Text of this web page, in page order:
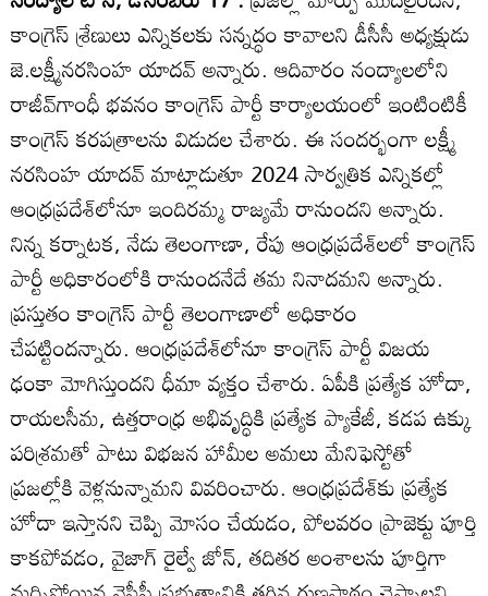
కాంగ్రెస్‌ శ్రేణులు ఎన్నికలకు సన్నద్ధం కావాలని డీసీసీ అధ్యక్షుడు
జె.లక్ష్మీనరసింహ యాదవ్‌ అన్నారు. ఆదివారం నంద్యాలలోని
రాజీవ్‌గాంధీ భవనం కాంగ్రెస్‌ పార్టీ కార్యాలయంలో ఇంటింటికీ
కాంగ్రెస్‌ కరపత్రాలను విడుదల చేశారు. ఈ సందర్భంగా లక్ష్మీ
నరసింహ యాదవ్‌ మాట్లాడుతూ 2024 సార్వత్రిక ఎన్నికల్లో
ఆంధ్రప్రదేశ్‌లోనూ ఇందిరమ్మ రాజ్యమే రానుందని అన్నారు.
నిన్న కర్నాటక, నేడు తెలంగాణా, రేపు ఆంధ్రప్రదేశ్‌లలో కాంగ్రెస్‌
పార్టీ అధికారంలోకి రానుందనేదే తమ నినాదమని అన్నారు.
ప్రస్తుతం కాంగ్రెస్‌ పార్టీ తెలంగాణాలో అధికారం
చేపట్టిందన్నారు. ఆంధ్రప్రదేశ్‌లోనూ కాంగ్రెస్‌ పార్టీ విజయ
ఢంకా మోగిస్తుందని ధీమా వ్యక్తం చేశారు. ఏపీకి ప్రత్యేక హోదా,
రాయలసీమ, ఉత్తరాంధ్ర అభివృద్ధికి ప్రత్యేక ప్యాకేజీ, కడప ఉక్కు
పరిశ్రమతో పాటు విభజన హామీల అమలు మేనిఫెస్టోతో
ప్రజల్లోకి వెళ్లనున్నామని వివరించారు. ఆంధ్రప్రదేశ్‌కు ప్రత్యేక
హోదా ఇస్తానని చెప్పి మోసం చేయడం, పోలవరం ప్రాజెక్టు పూర్తి
కాకపోవడం, వైజాగ్‌ రైల్వే జోన్‌, తదితర అంశాలను పూర్తిగా